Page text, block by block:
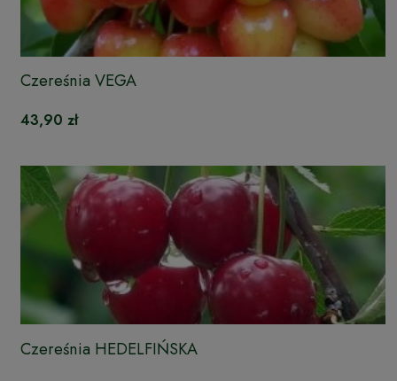
Czereśnia VEGA
43,90 zł
Czereśnia HEDELFIŃSKA